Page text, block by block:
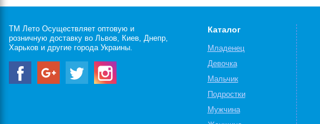
ТМ Лето Осуществляет оптовую и
розничную доставку во Львов, Киев, Днепр,
Харьков и другие города Украины.
Каталог
Младенец
Девочка
Мальчик
Подростки
Мужчина